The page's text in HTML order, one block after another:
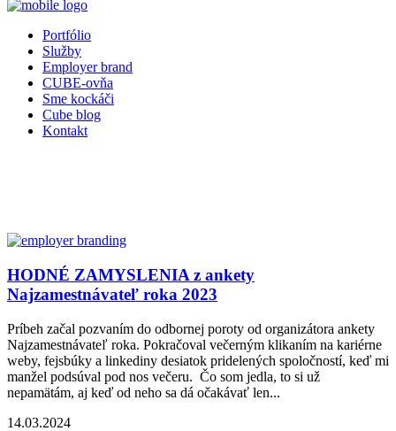
Portfólio
Služby
Employer brand
CUBE-ovňa
Sme kockáči
Cube blog
Kontakt
HODNÉ ZAMYSLENIA z ankety
Najzamestnávateľ roka 2023
Príbeh začal pozvaním do odbornej poroty od organizátora ankety
Najzamestnávateľ roka. Pokračoval večerným klikaním na kariérne
weby, fejsbúky a linkediny desiatok pridelených spoločností, keď mi
manžel podsúval pod nos večeru. Čo som jedla, to si už
nepamätám, aj keď od neho sa dá očakávať len...
14.03.2024